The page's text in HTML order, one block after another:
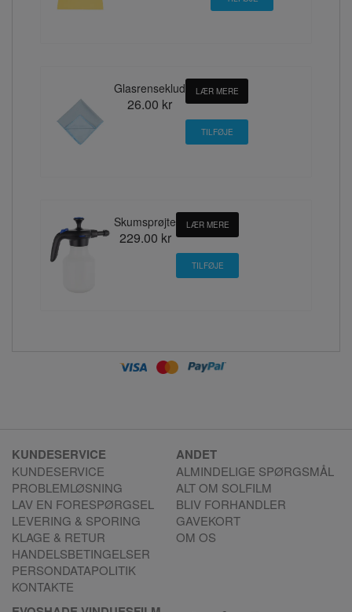
Glasrenseklud
26.00 kr
LÆR MERE
Skumsprøjte
229.00 kr
LÆR MERE
KUNDESERVICE
KUNDESERVICE
PROBLEMLØSNING
LAV EN FORESPØRGSEL
LEVERING & SPORING
KLAGE & RETUR
HANDELSBETINGELSER
PERSONDATAPOLITIK
KONTAKTE
ANDET
ALMINDELIGE SPØRGSMÅL
ALT OM SOLFILM
BLIV FORHANDLER
GAVEKORT
OM OS